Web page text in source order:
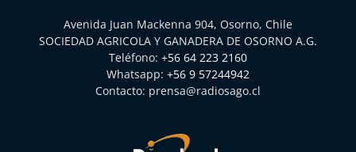
Avenida Juan Mackenna 904, Osorno, Chile
SOCIEDAD AGRICOLA Y GANADERA DE OSORNO A.G.
Teléfono: +56 64 223 2160
Whatsapp: +56 9 57244942
Contacto: prensa@radiosago.cl